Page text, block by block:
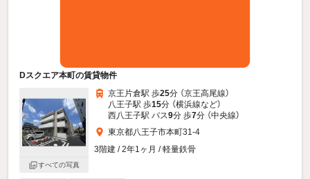
Dスクエア本町の賃貸物件
すべての写真
京王片倉駅 歩25分 （京王高尾線）
八王子駅 歩15分 （横浜線など）
西八王子駅 バス9分 歩7分 （中央線）
東京都八王子市本町31-4
3階建 / 2年1ヶ月 / 軽量鉄骨